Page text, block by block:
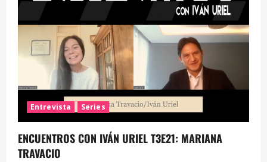
Entrevista Series
ENCUENTROS CON IVÁN URIEL T3E21: MARIANA
TRAVACIO